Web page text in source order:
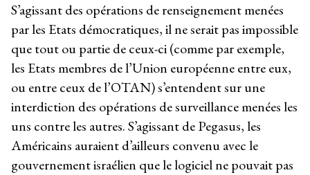
S’agissant des opérations de renseignement menées
par les Etats démocratiques, il ne serait pas impossible
que tout ou partie de ceux-ci (comme par exemple,
les Etats membres de l’Union européenne entre eux,
ou entre ceux de l’OTAN) s’entendent sur une
interdiction des opérations de surveillance menées les
uns contre les autres. S’agissant de Pegasus, les
Américains auraient d’ailleurs convenu avec le
gouvernement israélien que le logiciel ne pouvait pas